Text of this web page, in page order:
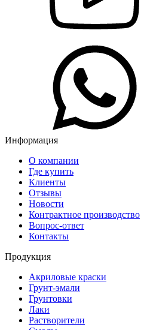
Информация
О компании
Где купить
Клиенты
Отзывы
Новости
Контрактное производство
Вопрос-ответ
Контакты
Продукция
Акриловые краски
Грунт-эмали
Грунтовки
Лаки
Растворители